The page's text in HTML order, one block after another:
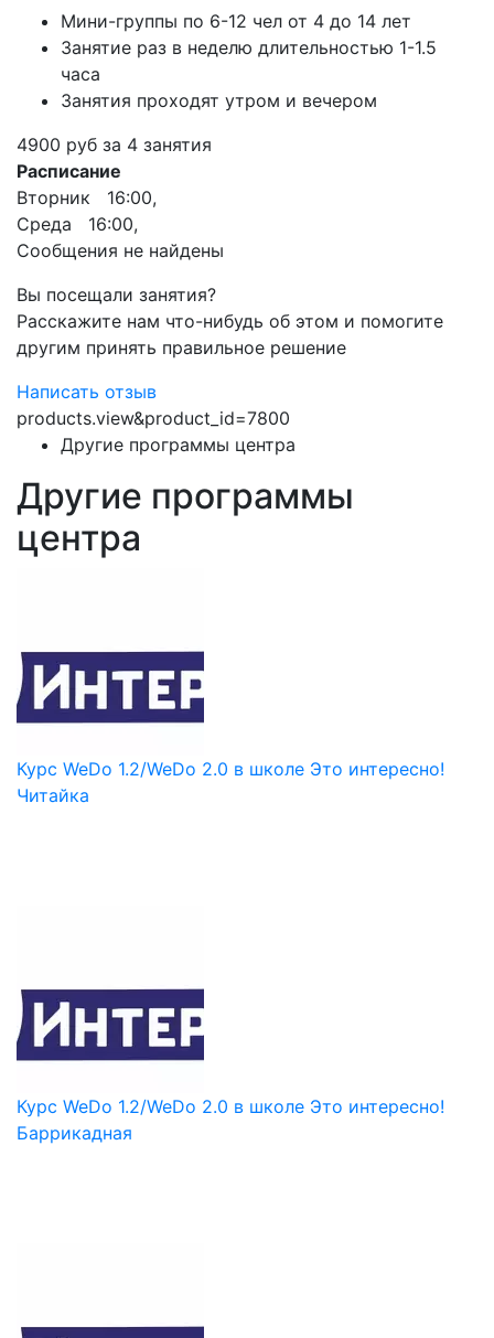
Мини-группы по 6-12 чел от 4 до 14 лет
Занятие раз в неделю длительностью 1-1.5
часа
Занятия проходят утром и вечером
4900 руб за 4 занятия
Расписание
Вторник 16:00,
Среда 16:00,
Сообщения не найдены
Вы посещали занятия?
Расскажите нам что-нибудь об этом и помогите
другим принять правильное решение
Написать отзыв
products.view&product_id=7800
Другие программы центра
Другие программы
центра
Курс WeDo 1.2/WeDo 2.0 в школе Это интересно!
Читайка
Курс WeDo 1.2/WeDo 2.0 в школе Это интересно!
Баррикадная